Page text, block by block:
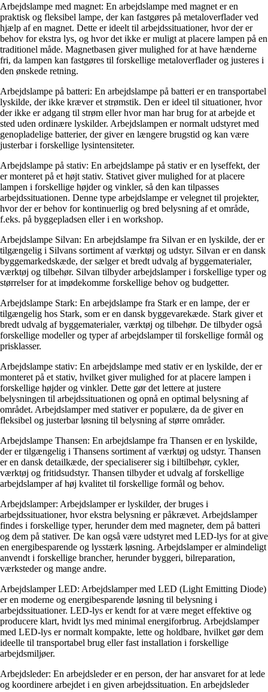
Arbejdslampe med magnet: En arbejdslampe med magnet er en
praktisk og fleksibel lampe, der kan fastgøres på metaloverflader ved
hjælp af en magnet. Dette er ideelt til arbejdssituationer, hvor der er
behov for ekstra lys, og hvor det ikke er muligt at placere lampen på en
traditionel måde. Magnetbasen giver mulighed for at have hænderne
fri, da lampen kan fastgøres til forskellige metaloverflader og justeres i
den ønskede retning.
Arbejdslampe på batteri: En arbejdslampe på batteri er en transportabel
lyskilde, der ikke kræver et strømstik. Den er ideel til situationer, hvor
der ikke er adgang til strøm eller hvor man har brug for at arbejde et
sted uden ordinære lyskilder. Arbejdslampen er normalt udstyret med
genopladelige batterier, der giver en længere brugstid og kan være
justerbar i forskellige lysintensiteter.
Arbejdslampe på stativ: En arbejdslampe på stativ er en lyseffekt, der
er monteret på et højt stativ. Stativet giver mulighed for at placere
lampen i forskellige højder og vinkler, så den kan tilpasses
arbejdssituationen. Denne type arbejdslampe er velegnet til projekter,
hvor der er behov for kontinuerlig og bred belysning af et område,
f.eks. på byggepladsen eller i en workshop.
Arbejdslampe Silvan: En arbejdslampe fra Silvan er en lyskilde, der er
tilgængelig i Silvans sortiment af værktøj og udstyr. Silvan er en dansk
byggemarkedskæde, der sælger et bredt udvalg af byggematerialer,
værktøj og tilbehør. Silvan tilbyder arbejdslamper i forskellige typer og
størrelser for at imødekomme forskellige behov og budgetter.
Arbejdslampe Stark: En arbejdslampe fra Stark er en lampe, der er
tilgængelig hos Stark, som er en dansk byggevarekæde. Stark giver et
bredt udvalg af byggematerialer, værktøj og tilbehør. De tilbyder også
forskellige modeller og typer af arbejdslamper til forskellige formål og
prisklasser.
Arbejdslampe stativ: En arbejdslampe med stativ er en lyskilde, der er
monteret på et stativ, hvilket giver mulighed for at placere lampen i
forskellige højder og vinkler. Dette gør det lettere at justere
belysningen til arbejdssituationen og opnå en optimal belysning af
området. Arbejdslamper med stativer er populære, da de giver en
fleksibel og justerbar løsning til belysning af større områder.
Arbejdslampe Thansen: En arbejdslampe fra Thansen er en lyskilde,
der er tilgængelig i Thansens sortiment af værktøj og udstyr. Thansen
er en dansk detailkæde, der specialiserer sig i biltilbehør, cykler,
værktøj og fritidsudstyr. Thansen tilbyder et udvalg af forskellige
arbejdslamper af høj kvalitet til forskellige formål og behov.
Arbejdslamper: Arbejdslamper er lyskilder, der bruges i
arbejdssituationer, hvor ekstra belysning er påkrævet. Arbejdslamper
findes i forskellige typer, herunder dem med magneter, dem på batteri
og dem på stativer. De kan også være udstyret med LED-lys for at give
en energibesparende og lysstærk løsning. Arbejdslamper er almindeligt
anvendt i forskellige brancher, herunder byggeri, bilreparation,
værksteder og mange andre.
Arbejdslamper LED: Arbejdslamper med LED (Light Emitting Diode)
er en moderne og energibesparende løsning til belysning i
arbejdssituationer. LED-lys er kendt for at være meget effektive og
producere klart, hvidt lys med minimal energiforbrug. Arbejdslamper
med LED-lys er normalt kompakte, lette og holdbare, hvilket gør dem
ideelle til transportabel brug eller fast installation i forskellige
arbejdsmiljøer.
Arbejdsleder: En arbejdsleder er en person, der har ansvaret for at lede
og koordinere arbejdet i en given arbejdssituation. En arbejdsleder